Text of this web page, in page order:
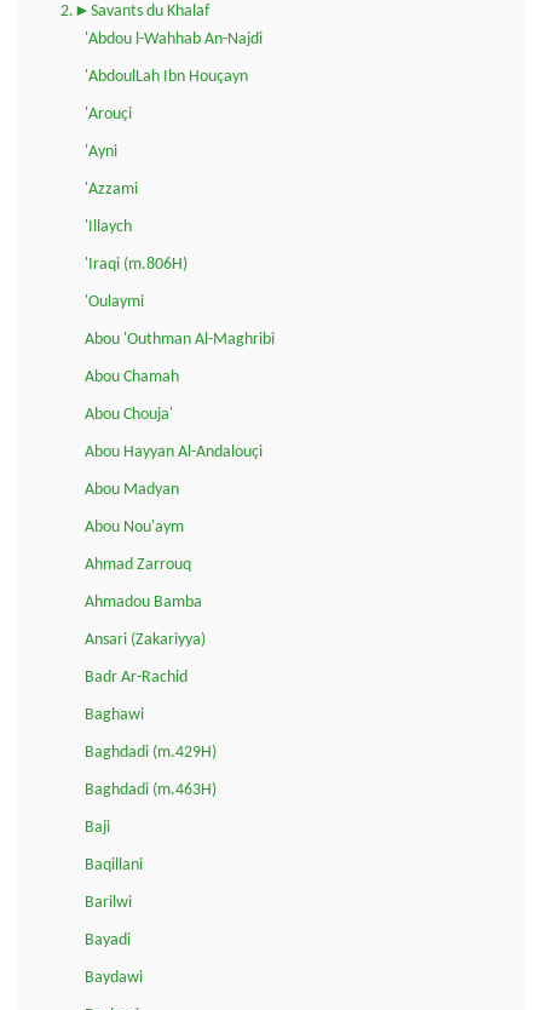
2.►Savants du Khalaf
'Abdou l-Wahhab An-Najdi
'AbdoulLah Ibn Houçayn
'Arouçi
'Ayni
'Azzami
'Illaych
'Iraqi (m.806H)
'Oulaymi
Abou 'Outhman Al-Maghribi
Abou Chamah
Abou Chouja'
Abou Hayyan Al-Andalouçi
Abou Madyan
Abou Nou'aym
Ahmad Zarrouq
Ahmadou Bamba
Ansari (Zakariyya)
Badr Ar-Rachid
Baghawi
Baghdadi (m.429H)
Baghdadi (m.463H)
Baji
Baqillani
Barilwi
Bayadi
Baydawi